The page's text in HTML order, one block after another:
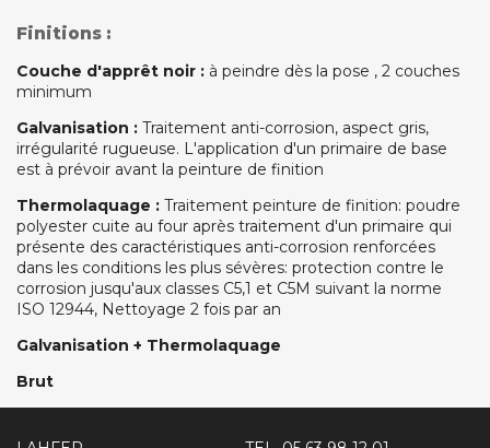
Finitions :
Couche d'apprêt noir : à peindre dès la pose , 2 couches
minimum
Galvanisation : Traitement anti-corrosion, aspect gris,
irrégularité rugueuse. L'application d'un primaire de base
est à prévoir avant la peinture de finition
Thermolaquage : Traitement peinture de finition: poudre
polyester cuite au four après traitement d'un primaire qui
présente des caractéristiques anti-corrosion renforcées
dans les conditions les plus sévères: protection contre le
corrosion jusqu'aux classes C5,1 et C5M suivant la norme
ISO 12944, Nettoyage 2 fois par an
Galvanisation + Thermolaquage
Brut